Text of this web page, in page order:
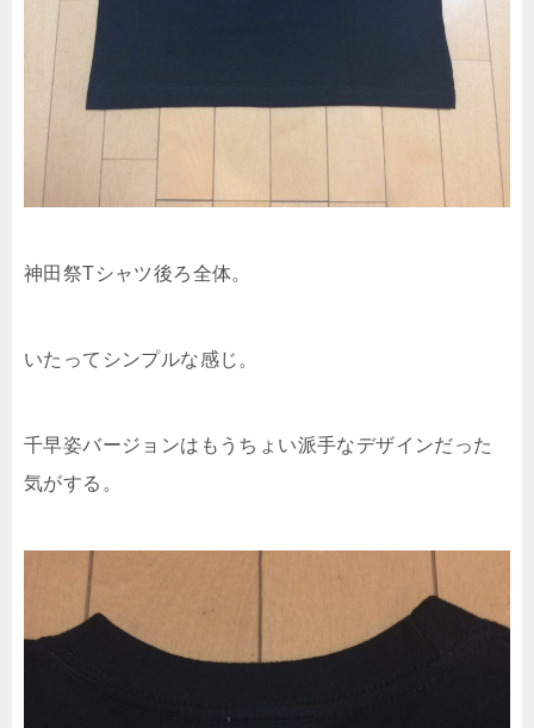
神田祭Tシャツ後ろ全体。
いたってシンプルな感じ。
千早姿バージョンはもうちょい派手なデザインだった
気がする。